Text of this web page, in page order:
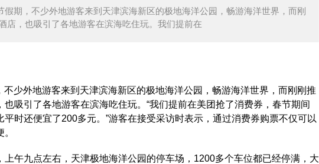
假期，不少外地游客来到天津滨海新区的极地海洋公园，畅游海洋世界，而刚
店，也吸引了各地游客在滨海吃住玩。我们提前在
外地游客来到天津滨海新区的极地海洋公园，畅游海洋世界，而刚刚推
吸引了各地游客在滨海吃住玩。“我们提前在美团抢了消费券，春节期间
时还便宜了200多元。”游客在接受采访时表示，通过消费券购票不仅可以
九点左右，天津极地海洋公园的停车场，1200多个车位都已经停满，大